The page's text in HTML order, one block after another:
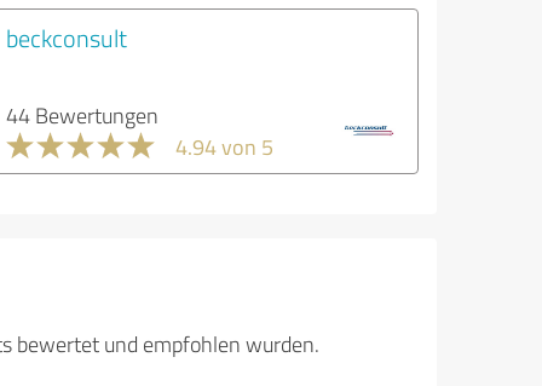
beckconsult
44 Bewertungen
4.94 von 5
bewertet und empfohlen wurden.